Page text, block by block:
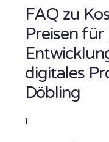
FAQ zu
Preisen
digitales
Döbling
1